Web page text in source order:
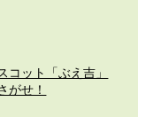
コット「ぶえ吉」
がせ！